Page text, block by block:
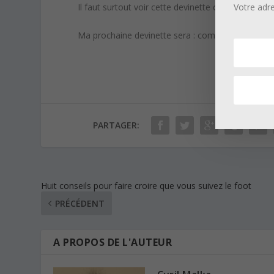
Il faut surtout voir cette devinette comme une
Ma prochaine devinette sera : comment se
PARTAGER:
Huit conseils pour faire croire que vous suivez le foot
PRÉCÉDENT
A PROPOS DE L'AUTEUR
Votre